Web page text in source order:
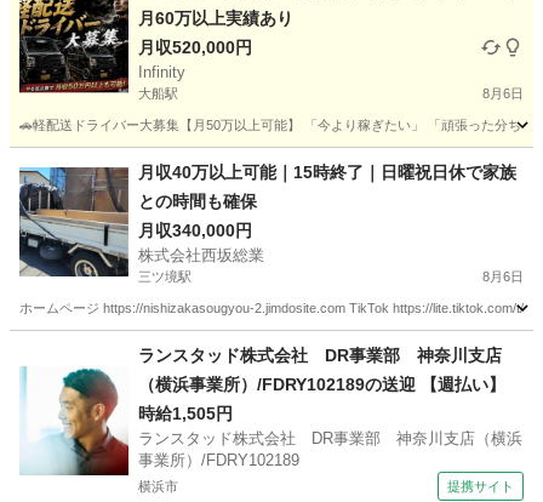
月60万以上実績あり
月収520,000円
Infinity
大船駅 8月6日
🚗軽配送ドライバー大募集【月50万以上可能】 「今より稼ぎたい」 「頑張った分
大船駅 ドライバー 未経験
月収40万以上可能｜15時終了｜日曜祝日休で家族
との時間も確保
月収340,000円
株式会社西坂総業
三ツ境駅 8月6日
ホームページ https://nishizakasougyou-2.jimdosite.com TikTok https://lite.tiktok.com/t/
三ツ境駅 物流
ランスタッド株式会社 DR事業部 神奈川支店
（横浜事業所）/FDRY102189の送迎 【週払い】
時給1,505円
ランスタッド株式会社 DR事業部 神奈川支店（横浜
事業所）/FDRY102189
横浜市 提携サイト